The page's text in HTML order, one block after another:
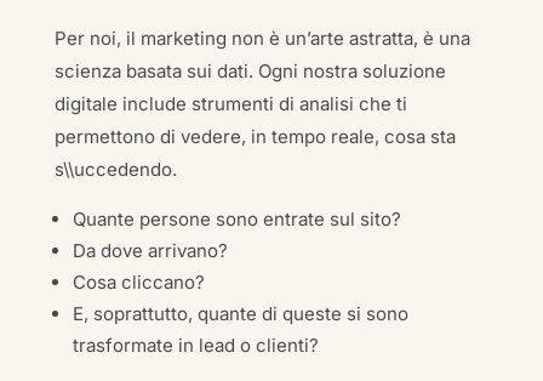
Per noi, il marketing non è un’arte astratta, è una
scienza basata sui dati. Ogni nostra soluzione
digitale include strumenti di analisi che ti
permettono di vedere, in tempo reale, cosa sta
s\\uccedendo.
Quante persone sono entrate sul sito?
Da dove arrivano?
Cosa cliccano?
E, soprattutto, quante di queste si sono
trasformate in lead o clienti?